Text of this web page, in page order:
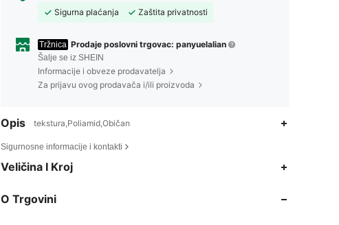
Sigurna plaćanja
Zaštita privatnosti
Tržnica Prodaje poslovni trgovac: panyuelalian
Šalje se iz SHEIN
Informacije i obveze prodavatelja
Za prijavu ovog prodavača i/ili proizvoda
Opis tekstura,Poliamid,Običan
Sigurnosne informacije i kontakti
Veličina I Kroj
O Trgovini
4.89
4.89